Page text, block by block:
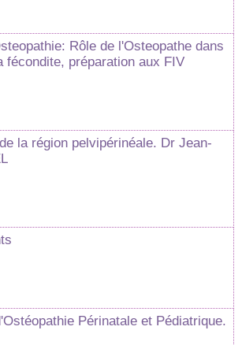
Rôle de l'Osteopathe dans
fécondite, préparation aux FIV
la région pelvipérinéale. Dr Jean-
Périnatale et Pédiatrique.